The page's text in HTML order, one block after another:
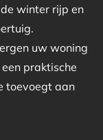
winter rijp en
uw woning
praktische
toevoegt aan